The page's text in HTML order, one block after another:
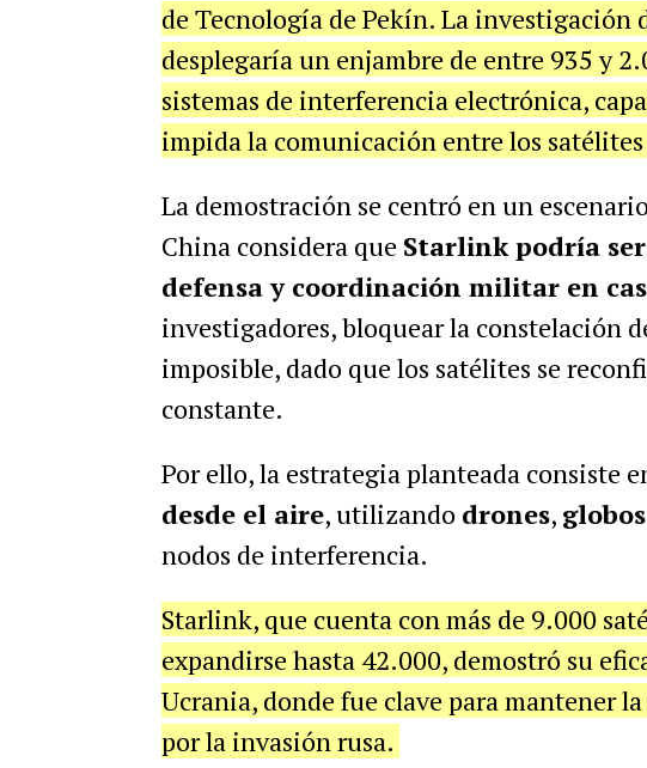
de Tecnología de Pekín. La investigación
desplegaría un enjambre de entre 935 y
sistemas de interferencia electrónica,
impida la comunicación entre los
La demostración se centró en un
China considera que Starlink podría
defensa y coordinación militar en
investigadores, bloquear la constelación
imposible, dado que los satélites se
constante.
Por ello, la estrategia planteada consiste
desde el aire, utilizando drones, globos
nodos de interferencia.
Starlink, que cuenta con más de 9.000
expandirse hasta 42.000, demostró su
Ucrania, donde fue clave para mantener
por la invasión rusa.